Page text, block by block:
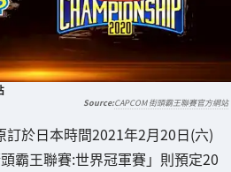
CAPCOM 街頭霸王聯賽官方網站
訂於日本時間2021年2月20日(六)
霸王聯賽:世界冠軍賽」則預定20